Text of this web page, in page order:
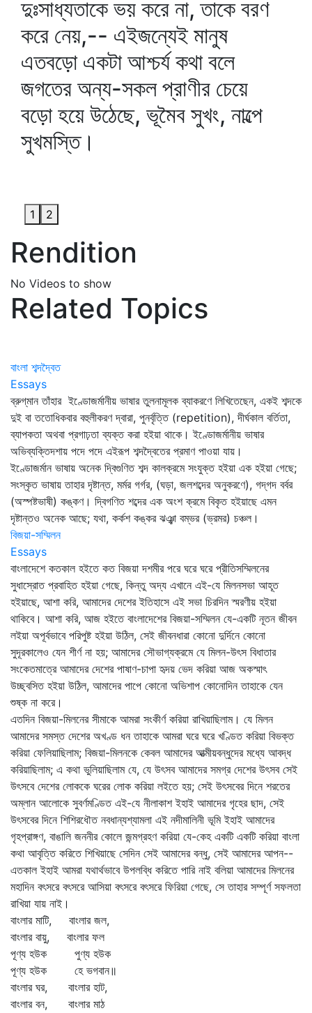
দুঃসাধ্যতাকে ভয় করে না, তাকে বরণ
করে নেয়,-- এইজন্যেই মানুষ
এতবড়ো একটা আশ্চর্য কথা বলে
জগতের অন্য-সকল প্রাণীর চেয়ে
বড়ো হয়ে উঠেছে, ভূমৈব সুখং, নাল্পে
সুখমস্তি।
1 2
Rendition
No Videos to show
Related Topics
বাংলা শব্দদ্বৈত
Essays
ব্রুগ্‌মান তাঁহার ইণ্ডোজর্মানীয় ভাষার তুলনামূলক ব্যাকরণে লিখিতেছেন, একই শব্দকে
দুই বা ততোধিকবার বহুলীকরণ দ্বারা, পুনর্বৃত্তি (repetition), দীর্ঘকাল বর্তিতা,
ব্যাপকতা অথবা প্রগাঢ়তা ব্যক্ত করা হইয়া থাকে। ইণ্ডোজর্মানীয় ভাষার
অভিব্যক্তিদশায় পদে পদে এইরূপ শব্দদ্বৈতের প্রমাণ পাওয়া যায়।
ইণ্ডোজর্মান ভাষায় অনেক দ্বিগুণিত শব্দ কালক্রমে সংযুক্ত হইয়া এক হইয়া গেছে;
সংস্কৃত ভাষায় তাহার দৃষ্টান্ত, মর্মর গর্গর, (ঘড়া, জলশব্দের অনুকরণে), গদ্‌গদ বর্বর
(অস্পষ্টভাষী) কঙ্কণ। দ্বিগণিত শব্দের এক অংশ ক্রমে বিকৃত হইয়াছে এমন
দৃষ্টান্তও অনেক আছে; যথা, কর্কশ কঙ্কর ঝঞ্ঝা বম্ভর (ভ্রমর) চঞ্চল।
বিজয়া-সম্মিলন
Essays
বাংলাদেশে কতকাল হইতে কত বিজয়া দশমীর পরে ঘরে ঘরে প্রীতিসম্মিলনের
সুধাস্রোত প্রবাহিত হইয়া গেছে, কিন্তু অদ্য এখানে এই-যে মিলনসভা আহূত
হইয়াছে, আশা করি, আমাদের দেশের ইতিহাসে এই সভা চিরদিন স্মরণীয় হইয়া
থাকিবে। আশা করি, আজ হইতে বাংলাদেশের বিজয়া-সম্মিলন যে-একটি নূতন জীবন
লইয়া অপূর্বভাবে পরিপুষ্ট হইয়া উঠিল, সেই জীবনধারা কোনো দুর্দিনে কোনো
সুদূরকালেও যেন শীর্ণ না হয়; আমাদের সৌভাগ্যক্রমে যে মিলন-উৎস বিধাতার
সংকেতমাত্রে আমাদের দেশের পাষাণ-চাপা হৃদয় ভেদ করিয়া আজ অকস্মাৎ
উচ্ছ্বসিত হইয়া উঠিল, আমাদের পাপে কোনো অভিশাপ কোনোদিন তাহাকে যেন
শুষ্ক না করে।
এতদিন বিজয়া-মিলনের সীমাকে আমরা সংকীর্ণ করিয়া রাখিয়াছিলাম। যে মিলন
আমাদের সমস্ত দেশের অখণ্ড ধন তাহাকে আমরা ঘরে ঘরে খণ্ডিত করিয়া বিভক্ত
করিয়া ফেলিয়াছিলাম; বিজয়া-মিলনকে কেবল আমাদের আত্মীয়বন্ধুদের মধ্যে আবদ্ধ
করিয়াছিলাম; এ কথা ভুলিয়াছিলাম যে, যে উৎসব আমাদের সমগ্র দেশের উৎসব সেই
উৎসবে দেশের লোককে ঘরের লোক করিয়া লইতে হয়; সেই উৎসবের দিনে শরতের
অম্লান আলোকে সুবর্ণমণ্ডিত এই-যে নীলাকাশ ইহাই আমাদের গৃহের ছাদ, সেই
উৎসবের দিনে শিশিরধৌত নবধান্যশ্যামলা এই নদীমালিনী ভূমি ইহাই আমাদের
গৃহপ্রাঙ্গণ, বাঙালি জননীর কোলে জন্মগ্রহণ করিয়া যে-কেহ একটি একটি করিয়া বাংলা
কথা আবৃত্তি করিতে শিখিয়াছে সেদিন সেই আমাদের বন্ধু, সেই আমাদের আপন--
এতকাল ইহাই আমরা যথার্থভাবে উপলব্ধি করিতে পারি নাই বলিয়া আমাদের মিলনের
মহাদিন বৎসরে বৎসরে আসিয়া বৎসরে বৎসরে ফিরিয়া গেছে, সে তাহার সম্পূর্ণ সফলতা
রাখিয়া যায় নাই।
বাংলার মাটি, বাংলার জল,
বাংলার বায়ু, বাংলার ফল
পূণ্য হউক পুণ্য হউক
পূণ্য হউক হে ভগবান॥
বাংলার ঘর, বাংলার হাট,
বাংলার বন, বাংলার মাঠ